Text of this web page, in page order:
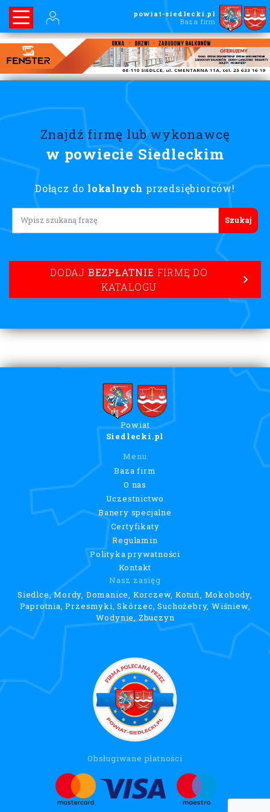
powiat-siedlecki.pl
Baza firm
Znajdź firmę lub wykonawcę
w powiecie Siedleckim
Dołącz do lokalnych przedsiębiorców!
Lorem ipsum
DODAJ BEZPŁATNIE FIRMĘ DO
KATALOGU
Powiat
Siedlecki.pl
Menu
Baza firm
O nas
Uczestnictwo
Banery specjalne
Certyfikaty
Regulamin
Polityka prywatności
Kontakt
Nasz zasięg
Siedlce, Mordy, Domanice, Korczew, Kotuń, Mokobody,
Paprotnia, Przesmyki, Skórzec, Suchożebry, Wiśniew,
Wodynie, Zbuczyn
Obsługiwane płatności